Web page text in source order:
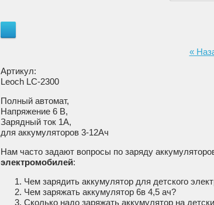
«
Артикул:
Leoch LC-2300
Полный автомат,
Напряжение 6 В,
Зарядный ток 1А,
для аккумуляторов 3-12Ач
Нам часто задают вопросы по заряду
электромобилей:
Чем зарядить аккумулятор для детского
Чем заряжать аккумулятор 6в 4,5 ач?
Сколько надо заряжать аккумулятор на